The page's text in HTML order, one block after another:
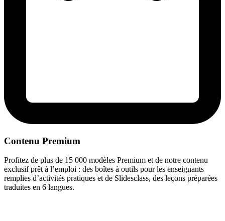
Contenu Premium
Profitez de plus de 15 000 modèles Premium et de notre contenu
exclusif prêt à l’emploi : des boîtes à outils pour les enseignants
remplies d’activités pratiques et de Slidesclass, des leçons préparées
traduites en 6 langues.